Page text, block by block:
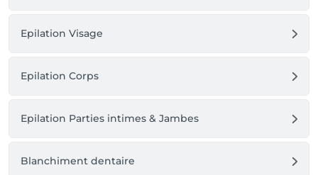
Epilation Visage
Epilation Corps
Epilation Parties intimes & Jambes
Blanchiment dentaire